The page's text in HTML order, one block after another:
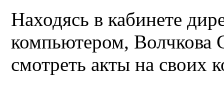
Находясь в кабинете
компьютером,
смотреть акты на своих